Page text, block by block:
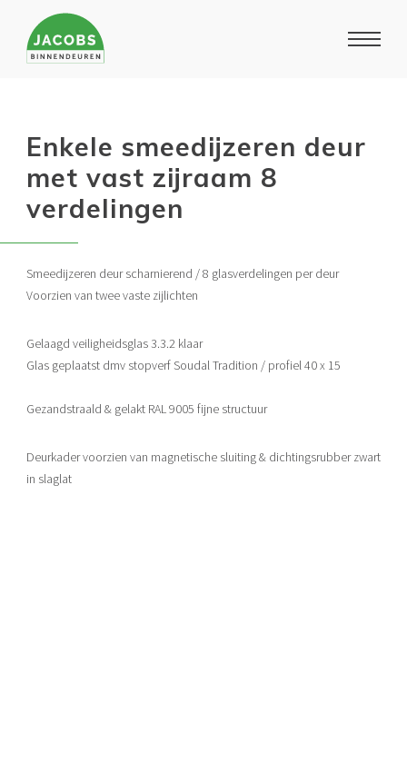
Enkele smeedijzeren deur
met vast zijraam 8
verdelingen
Smeedijzeren deur scharnierend / 8 glasverdelingen per deur
Voorzien van twee vaste zijlichten
Gelaagd veiligheidsglas 3.3.2 klaar
Glas geplaatst dmv stopverf Soudal Tradition / profiel 40 x 15
Gezandstraald & gelakt RAL 9005 fijne structuur
Deurkader voorzien van magnetische sluiting & dichtingsrubber zwart
in slaglat